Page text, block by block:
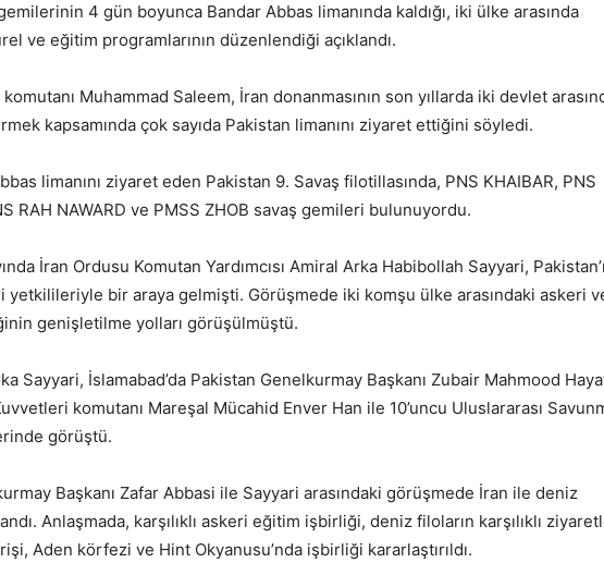
4 gün boyunca Bandar Abbas limanında kaldığı, iki ülke arasında
ve eğitim programlarının düzenlendiği açıklandı.
Muhammad Saleem, İran donanmasının son yıllarda iki devlet
kapsamında çok sayıda Pakistan limanını ziyaret ettiğini söyledi.
limanını ziyaret eden Pakistan 9. Savaş filotillasında, PNS KHAIBAR, PNS
RAH NAWARD ve PMSS ZHOB savaş gemileri bulunuyordu.
İran Ordusu Komutan Yardımcısı Amiral Arka Habibollah Sayyari,
yetkilileriyle bir araya gelmişti. Görüşmede iki komşu ülke arasındaki askeri
genişletilme yolları görüşülmüştü.
Sayyari, İslamabad’da Pakistan Genelkurmay Başkanı Zubair Mahmood
komutanı Mareşal Mücahid Enver Han ile 10’uncu Uluslararası
görüştü.
Başkanı Zafar Abbasi ile Sayyari arasındaki görüşmede İran ile deniz
Anlaşmada, karşılıklı askeri eğitim işbirliği, deniz filoların karşılıklı
Aden körfezi ve Hint Okyanusu’nda işbirliği kararlaştırıldı.